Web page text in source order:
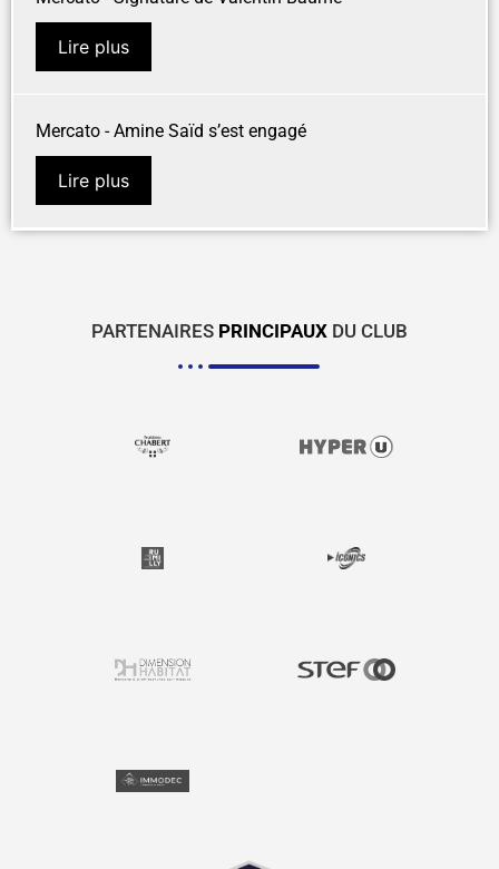
Lire plus
Mercato - Amine Saïd s’est engagé
Lire plus
PARTENAIRES PRINCIPAUX DU CLUB